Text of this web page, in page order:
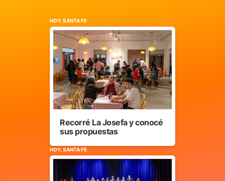
HOY, SANTA FE
Recorré La Josefa y conocé
sus propuestas
HOY, SANTA FE